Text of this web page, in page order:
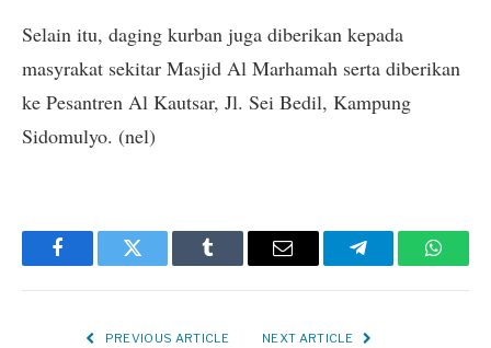
Selain itu, daging kurban juga diberikan kepada
masyrakat sekitar Masjid Al Marhamah serta diberikan
ke Pesantren Al Kautsar, Jl. Sei Bedil, Kampung
Sidomulyo. (nel)
FacebookTwitter Tumblr Email Telegram
PREVIOUS ARTICLE NEXT ARTICLE